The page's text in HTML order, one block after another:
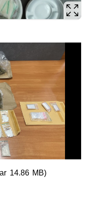
14.86 MB)